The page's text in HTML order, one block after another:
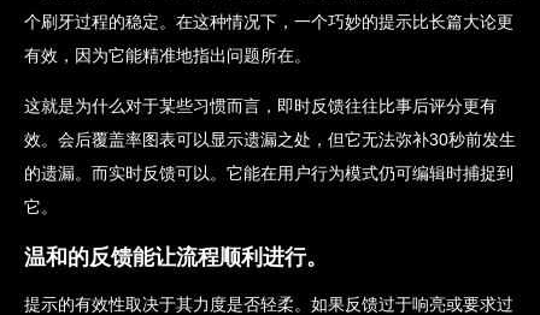
个刷牙过程的稳定。在这种情况下，一个巧妙的提示比长篇大论更
有效，因为它能精准地指出问题所在。
这就是为什么对于某些习惯而言，即时反馈往往比事后评分更有
效。会后覆盖率图表可以显示遗漏之处，但它无法弥补30秒前发生
的遗漏。而实时反馈可以。它能在用户行为模式仍可编辑时捕捉到
它。
温和的反馈能让流程顺利进行。
提示的有效性取决于其力度是否轻柔。如果反馈过于响亮或要求过